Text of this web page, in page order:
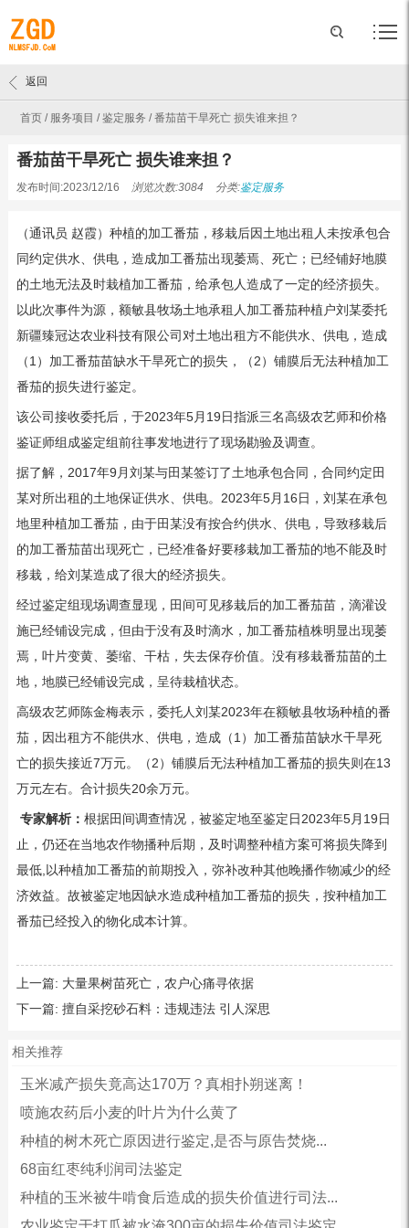
首页 / 服务项目 /鉴定服务 /番茄苗干旱死亡 损失谁来担？
返回
番茄苗干旱死亡 损失谁来担？
发布时间:2023/12/16 浏览次数:3084 分类:鉴定服务
（通讯员 赵霞）种植的加工番茄，移栽后因土地出租人未按承包合
同约定供水、供电，造成加工番茄出现萎焉、死亡；已经铺好地膜
的土地无法及时栽植加工番茄，给承包人造成了一定的经济损失。
以此次事件为源，额敏县牧场土地承租人加工番茄种植户刘某委托
新疆臻冠达农业科技有限公司对土地出租方不能供水、供电，造成
（1）加工番茄苗缺水干旱死亡的损失，（2）铺膜后无法种植加工
番茄的损失进行鉴定。
该公司接收委托后，于2023年5月19日指派三名高级农艺师和价格
鉴证师组成鉴定组前往事发地进行了现场勘验及调查。
据了解，2017年9月刘某与田某签订了土地承包合同，合同约定田
某对所出租的土地保证供水、供电。2023年5月16日，刘某在承包
地里种植加工番茄，由于田某没有按合约供水、供电，导致移栽后
的加工番茄苗出现死亡，已经准备好要移栽加工番茄的地不能及时
移栽，给刘某造成了很大的经济损失。
经过鉴定组现场调查显现，田间可见移栽后的加工番茄苗，滴灌设
施已经铺设完成，但由于没有及时滴水，加工番茄植株明显出现萎
焉，叶片变黄、萎缩、干枯，失去保存价值。没有移栽番茄苗的土
地，地膜已经铺设完成，呈待栽植状态。
高级农艺师陈金梅表示，委托人刘某2023年在额敏县牧场种植的番
茄，因出租方不能供水、供电，造成（1）加工番茄苗缺水干旱死
亡的损失接近7万元。（2）铺膜后无法种植加工番茄的损失则在13
万元左右。合计损失20余万元。
专家解析： 根据田间调查情况，被鉴定地至鉴定日2023年5月19日
止，仍还在当地农作物播种后期，及时调整种植方案可将损失降到
最低,以种植加工番茄的前期投入，弥补改种其他晚播作物减少的经
济效益。故被鉴定地因缺水造成种植加工番茄的损失，按种植加工
番茄已经投入的物化成本计算。
上一篇: 大量果树苗死亡，农户心痛寻依据
下一篇: 擅自采挖砂石料：违规违法 引人深思
相关推荐
玉米减产损失竟高达170万？真相扑朔迷离！
喷施农药后小麦的叶片为什么黄了
种植的树木死亡原因进行鉴定,是否与原告焚烧...
68亩红枣纯利润司法鉴定
种植的玉米被牛啃食后造成的损失价值进行司法...